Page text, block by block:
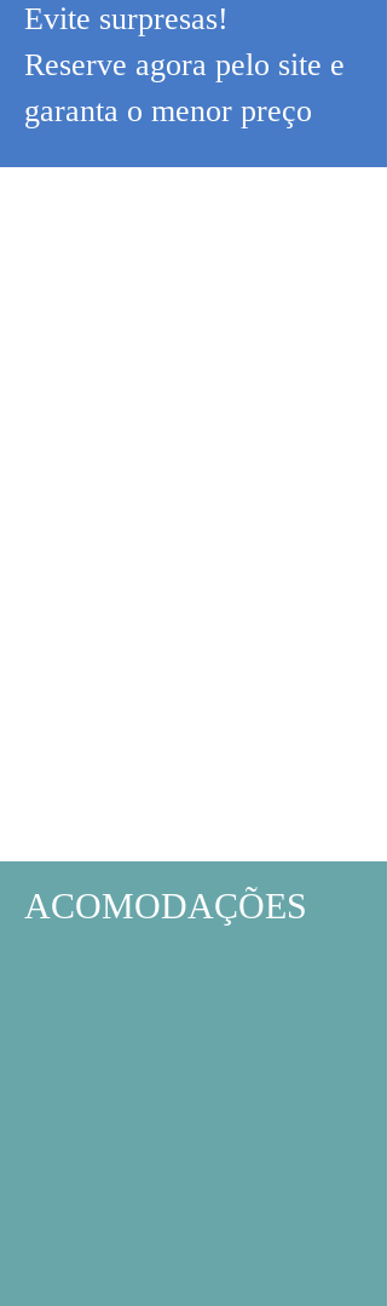
Evite surpresas!
Reserve agora pelo site e
garanta o menor preço
ACOMODAÇÕES